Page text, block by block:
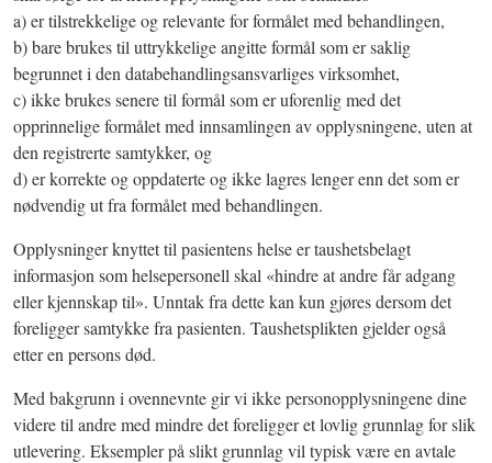
a) er tilstrekkelige og relevante for formålet med behandlingen,
b) bare brukes til uttrykkelige angitte formål som er saklig
begrunnet i den databehandlingsansvarliges virksomhet,
c) ikke brukes senere til formål som er uforenlig med det
opprinnelige formålet med innsamlingen av opplysningene, uten at
den registrerte samtykker, og
d) er korrekte og oppdaterte og ikke lagres lenger enn det som er
nødvendig ut fra formålet med behandlingen.
Opplysninger knyttet til pasientens helse er taushetsbelagt
informasjon som helsepersonell skal «hindre at andre får adgang
eller kjennskap til». Unntak fra dette kan kun gjøres dersom det
foreligger samtykke fra pasienten. Taushetsplikten gjelder også
etter en persons død.
Med bakgrunn i ovennevnte gir vi ikke personopplysningene dine
videre til andre med mindre det foreligger et lovlig grunnlag for slik
utlevering. Eksempler på slikt grunnlag vil typisk være en avtale